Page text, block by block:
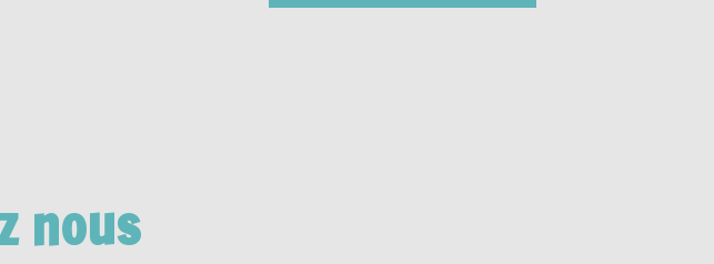
nous